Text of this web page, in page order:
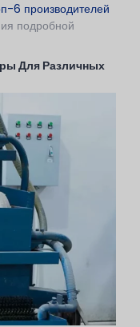
6 производителей
подробной
Для Различных